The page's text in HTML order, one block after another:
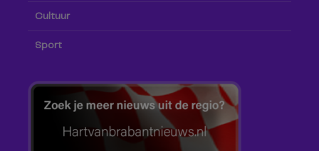
Cultuur
Sport